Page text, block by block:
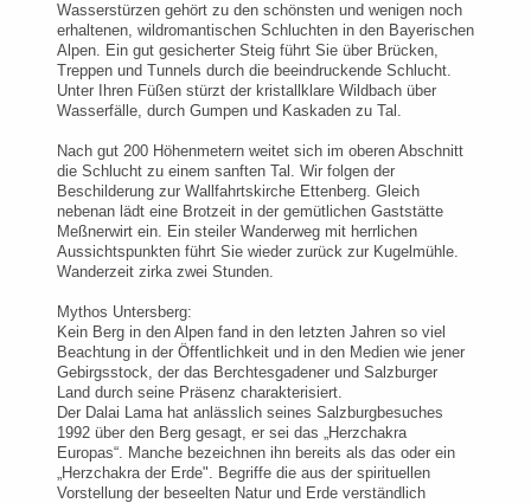
Wasserstürzen gehört zu den schönsten und wenigen noch
erhaltenen, wildromantischen Schluchten in den Bayerischen
Alpen. Ein gut gesicherter Steig führt Sie über Brücken,
Treppen und Tunnels durch die beeindruckende Schlucht.
Unter Ihren Füßen stürzt der kristallklare Wildbach über
Wasserfälle, durch Gumpen und Kaskaden zu Tal.
Nach gut 200 Höhenmetern weitet sich im oberen Abschnitt
die Schlucht zu einem sanften Tal. Wir folgen der
Beschilderung zur Wallfahrtskirche Ettenberg. Gleich
nebenan lädt eine Brotzeit in der gemütlichen Gaststätte
Meßnerwirt ein. Ein steiler Wanderweg mit herrlichen
Aussichtspunkten führt Sie wieder zurück zur Kugelmühle.
Wanderzeit zirka zwei Stunden.
Mythos Untersberg:
Kein Berg in den Alpen fand in den letzten Jahren so viel
Beachtung in der Öffentlichkeit und in den Medien wie jener
Gebirgsstock, der das Berchtesgadener und Salzburger
Land durch seine Präsenz charakterisiert.
Der Dalai Lama hat anlässlich seines Salzburgbesuches
1992 über den Berg gesagt, er sei das „Herzchakra
Europas“. Manche bezeichnen ihn bereits als das oder ein
„Herzchakra der Erde". Begriffe die aus der spirituellen
Vorstellung der beseelten Natur und Erde verständlich